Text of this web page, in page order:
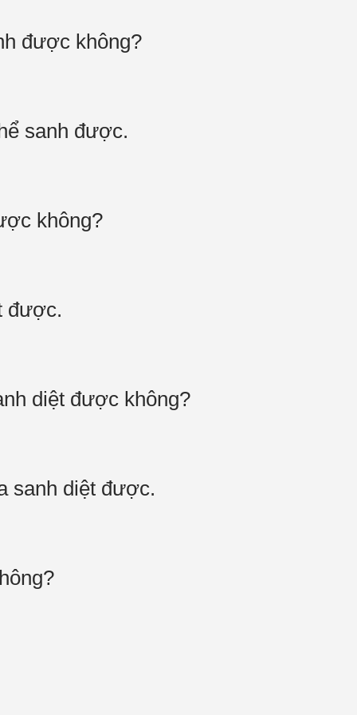
được không?
sanh được.
không?
được.
diệt được không?
sanh diệt được.